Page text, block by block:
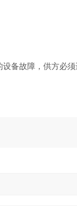
备故障，供方必须